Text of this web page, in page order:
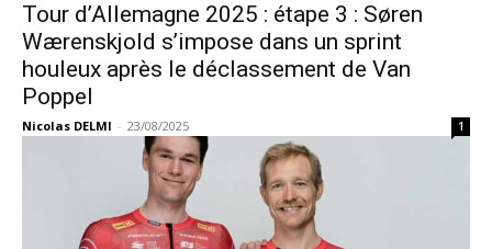
Tour d’Allemagne 2025 : étape 3 : Søren
Wærenskjold s’impose dans un sprint
houleux après le déclassement de Van
Poppel
Nicolas DELMI - 23/08/2025 1